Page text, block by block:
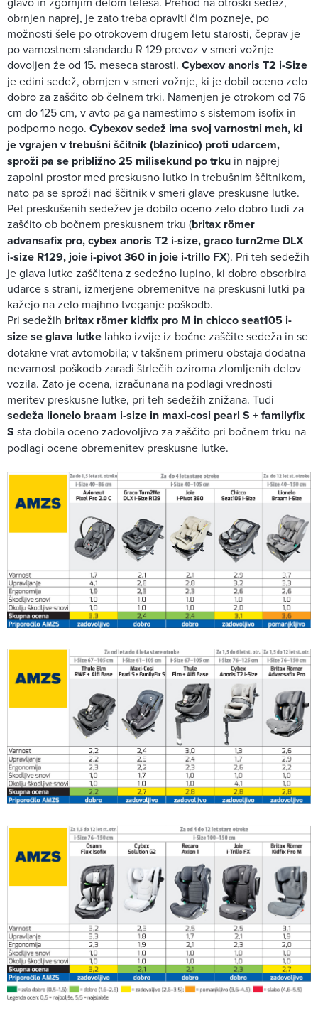
obrnjen naprej, je zato treba opraviti čim pozneje, po
možnosti šele po otrokovem drugem letu starosti, čeprav je
po varnostnem standardu R 129 prevoz v smeri vožnje
dovoljen že od 15. meseca starosti. Cybexov anoris T2 i-Size
je edini sedež, obrnjen v smeri vožnje, ki je dobil oceno zelo
dobro za zaščito ob čelnem trki. Namenjen je otrokom od 76
cm do 125 cm, v avto pa ga namestimo s sistemom isofix in
podporno nogo. Cybexov sedež ima svoj varnostni meh, ki
je vgrajen v trebušni ščitnik (blazinico) proti udarcem,
sproži pa se približno 25 milisekund po trku in najprej
zapolni prostor med preskusno lutko in trebušnim ščitnikom,
nato pa se sproži nad ščitnik v smeri glave preskusne lutke.
Pet preskušenih sedežev je dobilo oceno zelo dobro tudi za
zaščito ob bočnem preskusnem trku (britax römer
advansafix pro, cybex anoris T2 i-size, graco turn2me DLX
i-size R129, joie i-pivot 360 in joie i-trillo FX). Pri teh sedežih
je glava lutke zaščitena z sedežno lupino, ki dobro obsorbira
udarce s strani, izmerjene obremenitve na preskusni lutki pa
kažejo na zelo majhno tveganje poškodb.
Pri sedežih britax römer kidfix pro M in chicco seat105 i-
size se glava lutke lahko izvije iz bočne zaščite sedeža in se
dotakne vrat avtomobila; v takšnem primeru obstaja dodatna
nevarnost poškodb zaradi štrlečih oziroma zlomljenih delov
vozila. Zato je ocena, izračunana na podlagi vrednosti
meritev preskusne lutke, pri teh sedežih znižana. Tudi
sedeža lionelo braam i-size in maxi-cosi pearl S + familyfix
S sta dobila oceno zadovoljivo za zaščito pri bočnem trku na
podlagi ocene obremenitev preskusne lutke.